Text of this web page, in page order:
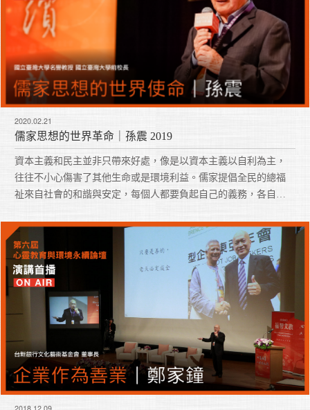
2020.02.21
儒家思想的世界革命｜孫震 2019
資本主義和民主並非只帶來好處，像是以資本主義以自利為主，
往往不小心傷害了其他生命或是環境利益。儒家提倡全民的總福
祉來自社會的和諧與安定，每個人都要負起自己的義務，各自扮